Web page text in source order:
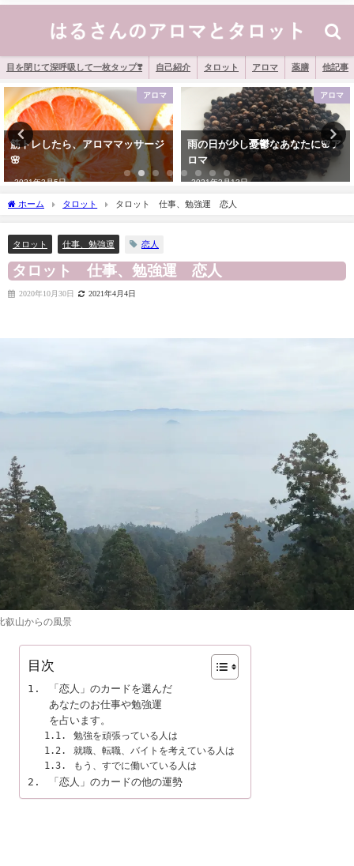
目を閉じて深呼吸して一枚タップ❣️ 自己紹介 タロット アロマ 薬膳 他記事
アロマ
雨の日が少し憂鬱なあなたに🌸ア
ロマ
2021年3月13日
タロット
[タロット] あなたの「天性の資
質」を表す一枚
2021年1月2日
ホーム タロット タロット 仕事、勉強運 恋人
タロット 仕事、勉強運 恋人
タロット 仕事、勉強運 恋人
2020年10月30日 2021年4月4日
叡山からの風景
目次
「恋人」のカードを選んだ
あなたのお仕事や勉強運
を占います。
勉強を頑張っている人は
就職、転職、バイトを考えている人は
もう、すでに働いている人は
「恋人」のカードの他の運勢